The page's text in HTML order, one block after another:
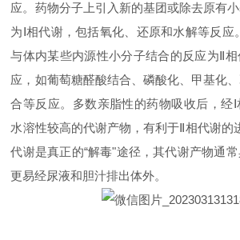
应。药物分子上引入新的基团或除去原有
为Ⅰ相代谢，包括氧化、还原和水解等反应
与体内某些内源性小分子结合的反应为Ⅱ
应，如葡萄糖醛酸结合、磷酸化、甲基化
合等反应。多数亲脂性的药物吸收后，经
水溶性较高的代谢产物，有利于Ⅱ相代谢的
代谢是真正的“解毒"途径，其代谢产物通
更易经尿液和胆汁排出体外。